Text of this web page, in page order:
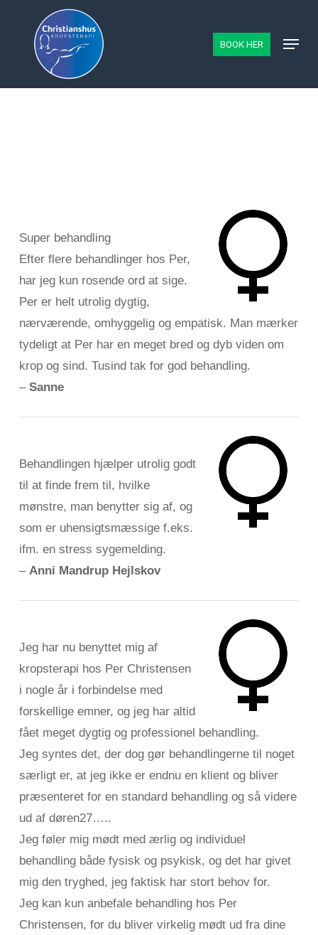
BOOK HER
Menu
Super behandling
Efter flere behandlinger hos Per,
har jeg kun rosende ord at sige.
Per er helt utrolig dygtig,
nærværende, omhyggelig og empatisk. Man mærker
tydeligt at Per har en meget bred og dyb viden om
krop og sind. Tusind tak for god behandling.
–Sanne
Behandlingen hjælper utrolig godt
til at finde frem til, hvilke
mønstre, man benytter sig af, og
som er uhensigtsmæssige f.eks.
ifm. en stress sygemelding.
–Anni Mandrup Hejlskov
Jeg har nu benyttet mig af
kropsterapi hos Per Christensen
i nogle år i forbindelse med
forskellige emner, og jeg har altid
fået meget dygtig og professionel behandling.
Jeg syntes det, der dog gør behandlingerne til noget
særligt er, at jeg ikke er endnu en klient og bliver
præsenteret for en standard behandling og så videre
ud af døren27…..
Jeg føler mig mødt med ærlig og individuel
behandling både fysisk og psykisk, og det har givet
mig den tryghed, jeg faktisk har stort behov for.
Jeg kan kun anbefale behandling hos Per
Christensen, for du bliver virkelig mødt ud fra dine